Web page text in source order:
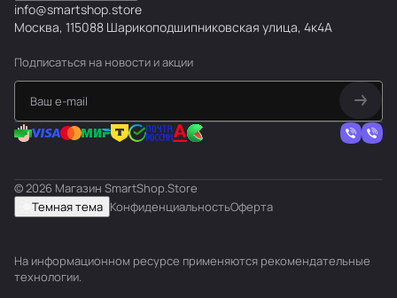
info@smartshop.store
Москва, 115088 Шарикоподшипниковская улица, 4к4А
Подписаться на новости и акции
© 2026 Магазин SmartShop.Store
Темная тема КонфиденциальностьОферта
На информационном ресурсе применяются рекомендательные
технологии.